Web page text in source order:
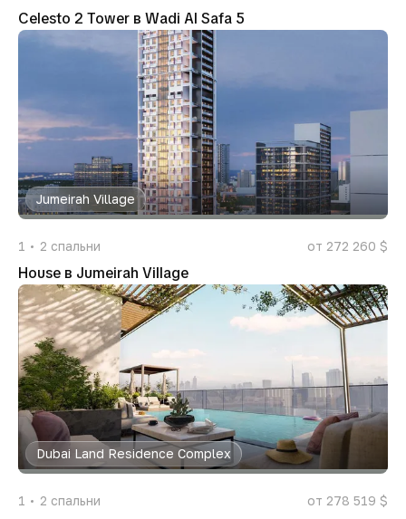
Celesto 2 Tower в Wadi Al Safa 5
Jumeirah Village
1 2 спальни от 272 260 $
House в Jumeirah Village
Dubai Land Residence Complex
1 2 спальни от 278 519 $